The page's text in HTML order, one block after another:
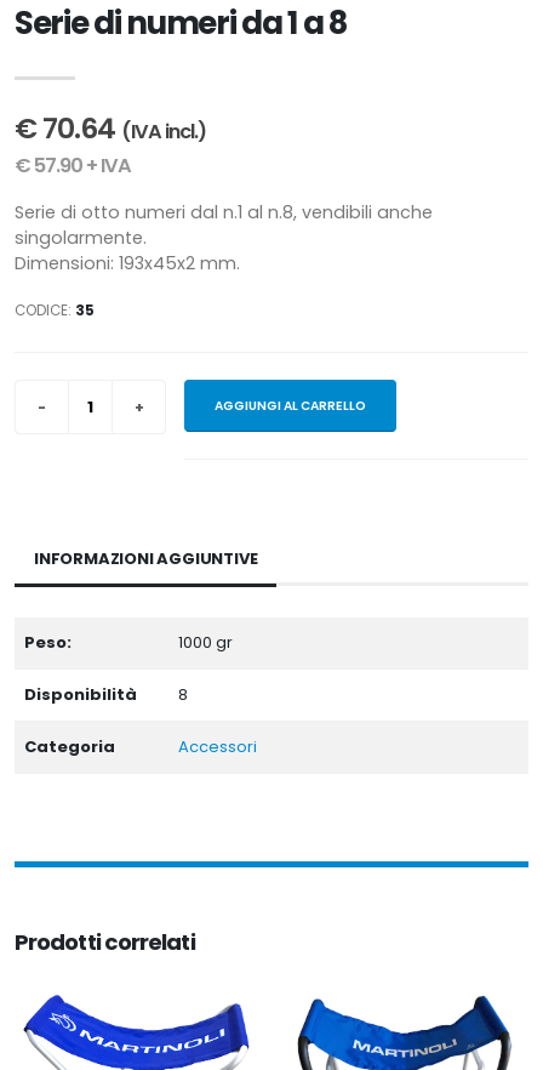
Serie di numeri da 1 a 8
€ 70.64 (IVA incl.)
€ 57.90 + IVA
Serie di otto numeri dal n.1 al n.8, vendibili anche
singolarmente.
Dimensioni: 193x45x2 mm.
CODICE: 35
AGGIUNGI AL CARRELLO
INFORMAZIONI AGGIUNTIVE
Peso: 1000 gr
Disponibilità 8
Categoria Accessori
Prodotti correlati